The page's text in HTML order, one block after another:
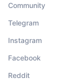
Community
Telegram
Instagram
Facebook
Reddit